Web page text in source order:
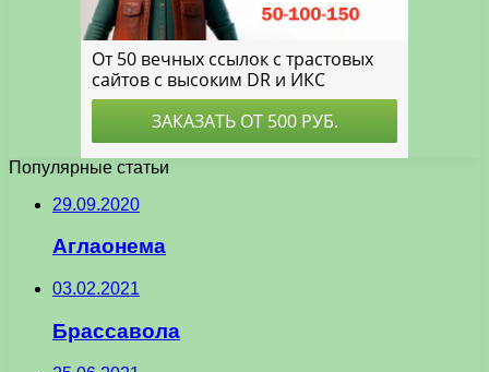
Популярные статьи
29.09.2020
Аглаонема
03.02.2021
Брассавола